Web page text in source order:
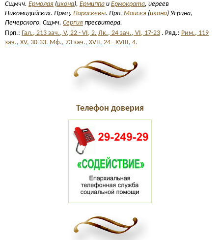
Сщмчч. Ермолая (икона), Ермиппа и Ермократа, иереев
Никомидийских. Прмц. Параскевы. Прп. Моисея (икона) Угрина,
Печерского. Сщмч. Сергия пресвитера.
Прп.: Гал., 213 зач., V, 22 - VI, 2. Лк., 24 зач., VI, 17-23 . Ряд.: Рим., 119
зач., XV, 30-33. Мф., 73 зач., XVII, 24 - XVIII, 4.
Телефон доверия